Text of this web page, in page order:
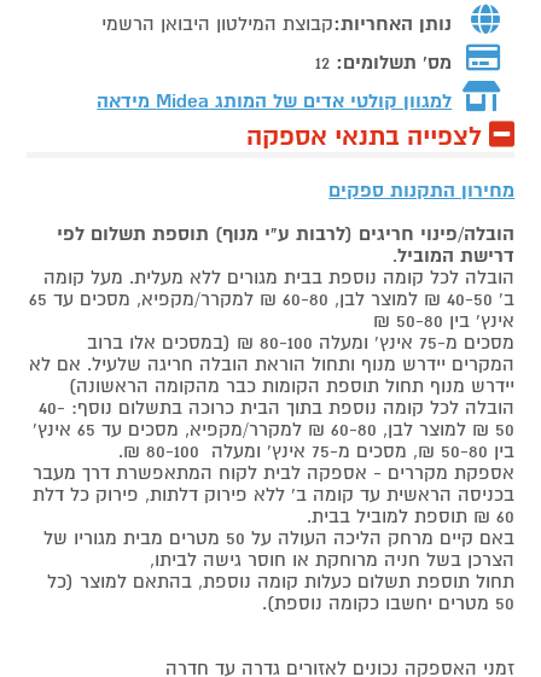
נותן האחריות:קבוצת המילטון היבואן הרשמי
מס' תשלומים: 12
למגוון קולטי אדים של המותג Midea מידאה
לצפייה בתנאי אספקה
מחירון התקנות ספקים
הובלה/פינוי חריגים (לרבות ע"י מנוף) תוספת תשלום לפי
דרישת המוביל.
הובלה לכל קומה נוספת בבית מגורים ללא מעלית. מעל קומה
ב' 40-50 ₪ למוצר לבן, 60-80 ₪ למקרר/מקפיא, מסכים עד 65
אינץ' בין 50-80 ₪
מסכים מ-75 אינץ' ומעלה 80-100 ₪ (במסכים אלו ברוב
המקרים יידרש מנוף ותחול הוראת הובלה חריגה שלעיל. אם לא
יידרש מנוף תחול תוספת הקומות כבר מהקומה הראשונה)
הובלה לכל קומה נוספת בתוך הבית כרוכה בתשלום נוסף: 40-
50 ₪ למוצר לבן, 60-80 ₪ למקרר/מקפיא, מסכים עד 65 אינץ'
בין 50-80 ₪, מסכים מ-75 אינץ' ומעלה 80-100 ₪.
אספקת מקררים - אספקה לבית לקוח המתאפשרת דרך מעבר
בכניסה הראשית עד קומה ב' ללא פירוק דלתות, פירוק כל דלת
60 ₪ תוספת למוביל בבית.
באם קיים מרחק הליכה העולה על 50 מטרים מבית מגוריו של
הצרכן בשל חניה מרוחקת או חוסר גישה לביתו,
תחול תוספת תשלום כעלות קומה נוספת, בהתאם למוצר (כל
50 מטרים יחשבו כקומה נוספת).
זמני האספקה נכונים לאזורים גדרה עד חדרה